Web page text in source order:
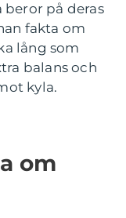
på deras
fakta om
lång som
balans och
kyla.
om